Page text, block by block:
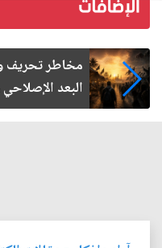
زيارة
الفاعلة